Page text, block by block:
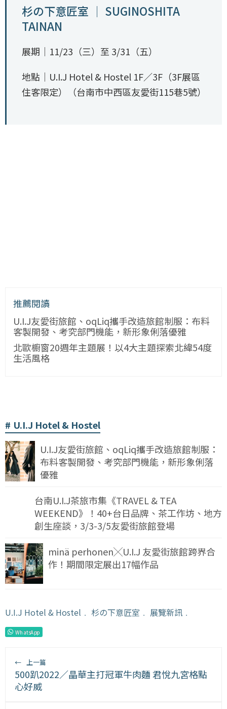
杉の下意匠室 │ SUGINOSHITA
TAINAN
展期｜11/23（三）至 3/31（五）
地點｜U.I.J Hotel & Hostel 1F／3F（3F展區
住客限定）（台南市中西區友愛街115巷5號）
推薦閱讀
U.I.J友愛街旅館、oqLiq攜手改造旅館制服：布料
客製開發、考究部門機能，新形象俐落優雅
北歐櫥窗20週年主題展！以4大主題探索北緯54度
生活風格
U.I.J Hotel & Hostel
U.I.J友愛街旅館、oqLiq攜手改造旅館制服：
布料客製開發、考究部門機能，新形象俐落
優雅
台南U.I.J茶旅市集《TRAVEL & TEA
WEEKEND》！40+台日品牌、茶工作坊、地方
創生座談，3/3-3/5友愛街旅館登場
minä perhonen╳U.I.J 友愛街旅館跨界合
作！期間限定展出17幅作品
U.I.J Hotel & Hostel ﹒ 杉の下意匠室 ﹒ 展覽新訊 ﹒
WhatsApp
← 上一篇
500趴2022／晶華主打冠軍牛肉麵 君悅九宮格點
心好威